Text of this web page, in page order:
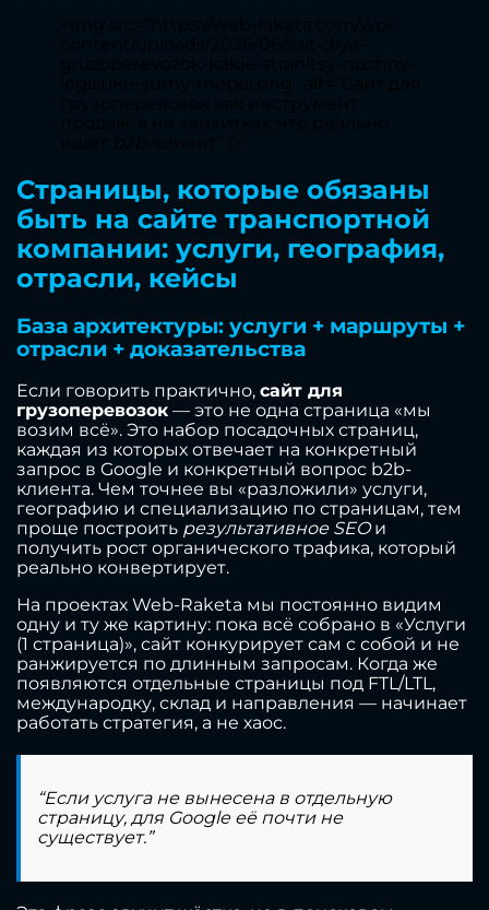
Страницы, которые обязаны
быть на сайте транспортной
компании: услуги, география,
отрасли, кейсы
База архитектуры: услуги + маршруты +
отрасли + доказательства
Если говорить практично, сайт для
грузоперевозок — это не одна страница «мы
возим всё». Это набор посадочных страниц,
каждая из которых отвечает на конкретный
запрос в Google и конкретный вопрос b2b-
клиента. Чем точнее вы «разложили» услуги,
географию и специализацию по страницам, тем
проще построить результативное SEOи
получить рост органического трафика, который
реально конвертирует.
На проектах Web-Raketa мы постоянно видим
одну и ту же картину: пока всё собрано в «Услуги
(1 страница)», сайт конкурирует сам с собой и не
ранжируется по длинным запросам. Когда же
появляются отдельные страницы под FTL/LTL,
международку, склад и направления — начинает
работать стратегия, а не хаос.
“Если услуга не вынесена в отдельную
страницу, для Google её почти не
существует.”